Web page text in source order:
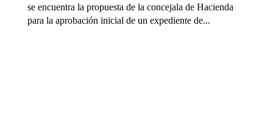
se encuentra la propuesta de la concejala de Hacienda
para la aprobación inicial de un expediente de...